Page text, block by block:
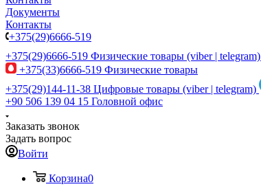
Документы
Контакты
+375(29)6666-519
+375(29)6666-519 Физические товары (viber | telegram)
+375(33)6666-519 Физические товары
+375(29)144-11-38 Цифровые товары (viber | telegram)
+90 506 139 04 15 Головной офис
Заказать звонок
Задать вопрос
Войти
Корзина0